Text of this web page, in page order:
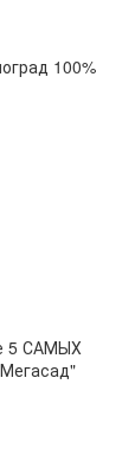
100%
5 САМЫХ